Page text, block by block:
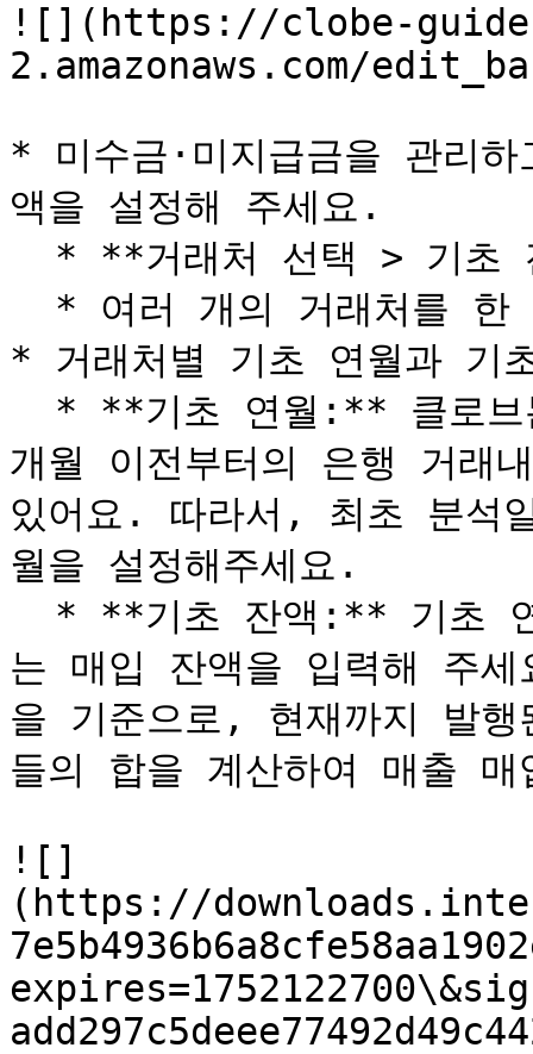
![](https://clobe-
2.amazonaws.com/
* 미수금·미지급금을 관리
액을 설정해 주세요.
* 거래처별 기초 연월과 기
개월 이전부터의 은행 거래
있어요. 따라서, 최초 분석
월을 설정해주세요.
는 매입 잔액을 입력해 주
을 기준으로, 현재까지 발
들의 합을 계산하여 매출
![]
(https://